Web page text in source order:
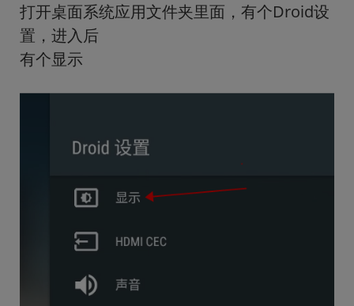
打开桌面系统应用文件夹里面，有个Droid设
置，进入后
有个显示